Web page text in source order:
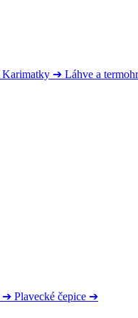
Karimatky ➔ Láhve a
➔ Plavecké čepice ➔